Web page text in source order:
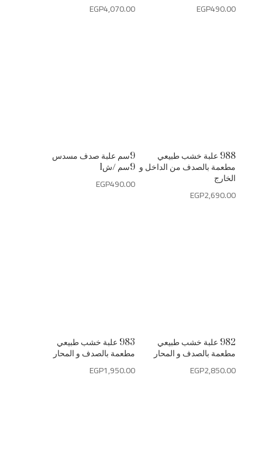
EGP4,070.00 EGP490.00
9سم علبة صدف مسدس
9سم /ش1
EGP490.00
988 علبة خشب طبيعي
مطعمة بالصدف من الداخل و
الخارج
EGP2,690.00
983 علبة خشب طبيعي
مطعمة بالصدف و المحار
EGP1,950.00
982 علبة خشب طبيعي
مطعمة بالصدف و المحار
EGP2,850.00